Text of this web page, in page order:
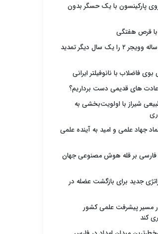
پارکینسون با یک حسگر بدون
ناسا مأموریت ۴۸ ساله وویجر ۲ را یک سال دیگر تمدید
عادت های قدیمی دست برداریم؟
شیراز با اولویت‌بخشی به
جهاد علمی و امید به آینده علمی
فارسی بر قله هوش مصنوعی جهان
جدید برای بازگشت عضله در
مسیر پیشرفت علمی کشور
کند